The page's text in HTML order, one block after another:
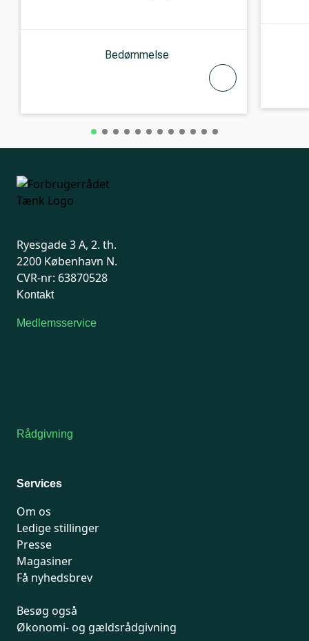
Bedømmelse
Ryesgade 3 A, 2. th.
2200 København N.
CVR-nr: 63870528
Kontakt
Medlemsservice
Rådgivning
Services
Om os
Ledige stillinger
Presse
Magasiner
Få nyhedsbrev
Besøg også
Økonomi- og gældsrådgivning